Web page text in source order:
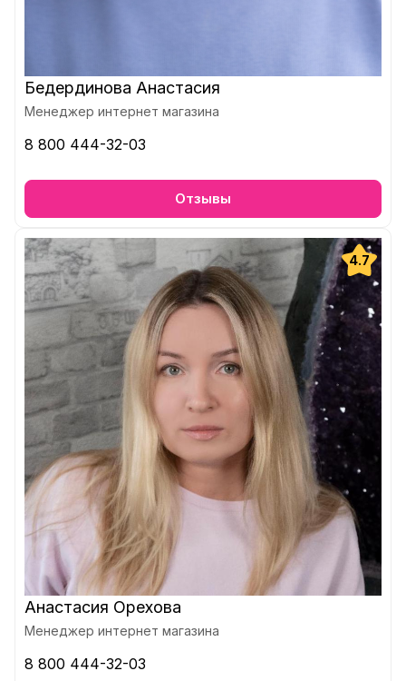
Бедердинова Анастасия
Менеджер интернет магазина
8 800 444-32-03
Отзывы
4.7
Анастасия Орехова
Менеджер интернет магазина
8 800 444-32-03